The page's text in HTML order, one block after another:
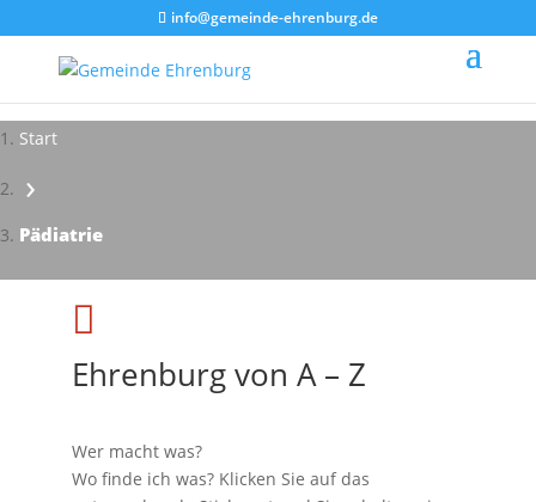
info@gemeinde-ehrenburg.de
Start
›
Pädiatrie

Ehrenburg von A – Z
Wer macht was?
Wo finde ich was? Klicken Sie auf das